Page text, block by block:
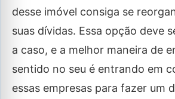
desse imóvel consiga se
suas dívidas. Essa opção deve
a caso, e a melhor maneira de
sentido no seu é entrando em
essas empresas para fazer um